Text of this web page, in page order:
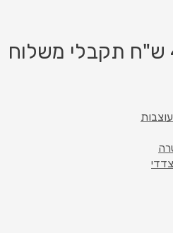
בקנייה מעל 400 ש"ח תקבלי משלוח